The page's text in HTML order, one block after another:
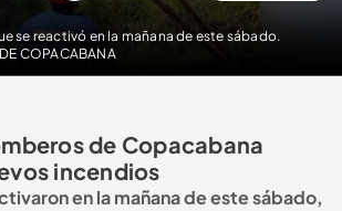
se reactivó en la mañana de este sábado.
COPACABANA
de Copacabana
incendios
en la mañana de este sábado,